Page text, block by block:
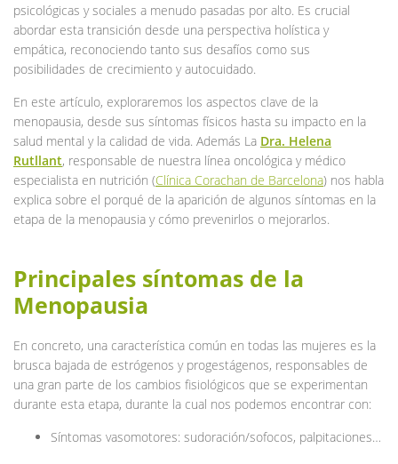
psicológicas y sociales a menudo pasadas por alto. Es crucial
abordar esta transición desde una perspectiva holística y
empática, reconociendo tanto sus desafíos como sus
posibilidades de crecimiento y autocuidado.
En este artículo, exploraremos los aspectos clave de la
menopausia, desde sus síntomas físicos hasta su impacto en la
salud mental y la calidad de vida. Además La Dra. Helena
Rutllant, responsable de nuestra línea oncológica y médico
especialista en nutrición (Clínica Corachan de Barcelona) nos habla
explica sobre el porqué de la aparición de algunos síntomas en la
etapa de la menopausia y cómo prevenirlos o mejorarlos.
Principales síntomas de la
Menopausia
En concreto, una característica común en todas las mujeres es la
brusca bajada de estrógenos y progestágenos, responsables de
una gran parte de los cambios fisiológicos que se experimentan
durante esta etapa, durante la cual nos podemos encontrar con:
Síntomas vasomotores: sudoración/sofocos, palpitaciones…